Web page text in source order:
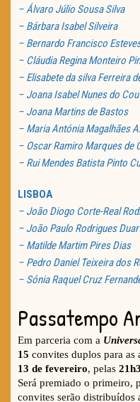
– Álvaro Júlio Sousa Silva
– Bárbara Isabel Silveira
– Bernardo Francisco
– Cláudia Regina Monteiro
– Elisabete da silva Ferreira
– Joana Isabel Nunes do
– Joana Martins de Bastos
– Maria Antónia Magalhães
– Oscar Ramiro Marques de
– Rui Mendes Batista Pinto
LISBOA
– João Diogo Corte-Real
– João Paulo Rodrigues
– Matilde Martim Pires Dias
– Pedro Daniel Teixeira dos
– Sónia Raquel Cruz